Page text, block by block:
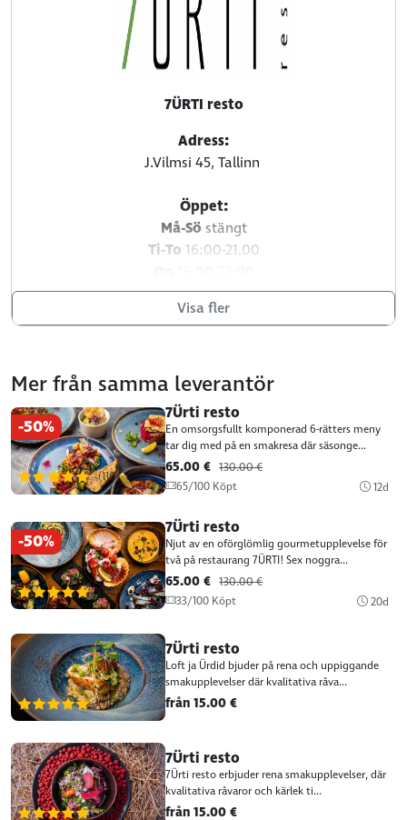
7ÜRTI resto
Adress:
J.Vilmsi 45, Tallinn
Öppet:
Må-Sö stängt
Ti-To 16:00-21.00
Fr-Lö12:00-22.00
7Ürti resto koduleht
E-mail:info@7urti.ee
Visa fler
Mer från samma leverantör
-50%
(116)
7Ürti resto
En omsorgsfullt komponerad 6-rätters meny
tar dig med på en smakresa där säsonge...
65.00 € 130.00 €
65/100 Köpt
12d
-50%
(116)
7Ürti resto
Njut av en oförglömlig gourmetupplevelse för
två på restaurang 7ÜRTI! Sex noggra...
65.00 € 130.00 €
33/100 Köpt
20d
(116)
7Ürti resto
Loft ja Ürdid bjuder på rena och uppiggande
smakupplevelser där kvalitativa råva...
från 15.00 €
(116)
7Ürti resto
7Ürti resto erbjuder rena smakupplevelser, där
kvalitativa råvaror och kärlek ti...
från 15.00 €